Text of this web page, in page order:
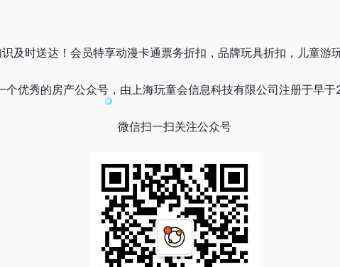
及时送达！会员特享动漫卡通票务折扣，品牌玩具折扣，儿童游
优秀的房产公众号，由上海玩童会信息科技有限公司注册于早
微信扫一扫关注公众号